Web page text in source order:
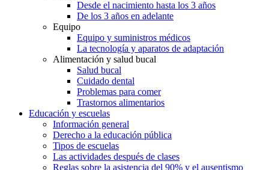
Desde el nacimiento hasta los 3 años
De los 3 años en adelante
Equipo
Equipo y suministros médicos
La tecnología y aparatos de adaptación
Alimentación y salud bucal
Salud bucal
Cuidado dental
Problemas para comer
Trastornos alimentarios
Educación y escuelas
Información general
Derecho a la educación pública
Tipos de escuelas
Las actividades después de clases
Reglas sobre la asistencia del 90% y el ausentismo